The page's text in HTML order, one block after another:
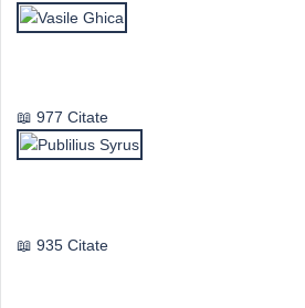
977 Citate
935 Citate